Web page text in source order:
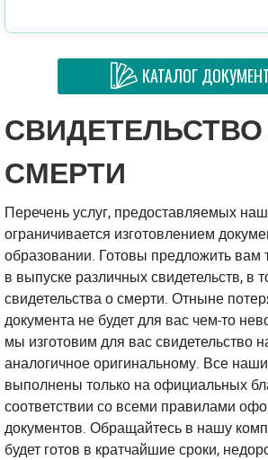
КАТАЛОГ
СМЕРТИ
Перечень услуг, предоставляемых
ограничивается изготовлением
образовании. Готовы предложить
в выпуске различных свидетельств, в
свидетельства о смерти. Отныне
документа не будет для вас чем-то
мы изготовим для вас свидетельство
аналогичное оригинальному. Все
выполнены только на официальных
соответствии со всеми правилами
документов. Обращайтесь в нашу
будет готов в кратчайшие сроки,